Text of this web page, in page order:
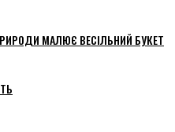
МАЛЮЄ ВЕСІЛЬНИЙ БУКЕТ